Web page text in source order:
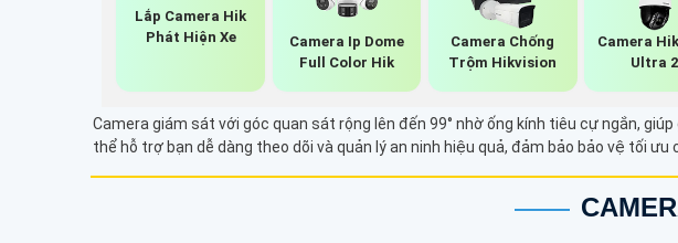
Lắp Camera Hik
Phát Hiện Xe
Camera Ip Dome
Full Color Hik
Camera Chống
Trộm Hikvision
Camera
Ultra
Camera giám sát với góc quan sát rộng lên đến 99° nhờ ống kính tiêu cự ngắn,
thể hỗ trợ bạn dễ dàng theo dõi và quản lý an ninh hiệu quả, đảm bảo bảo vệ tối ưu